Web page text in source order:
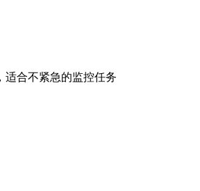
适合不紧急的监控任务